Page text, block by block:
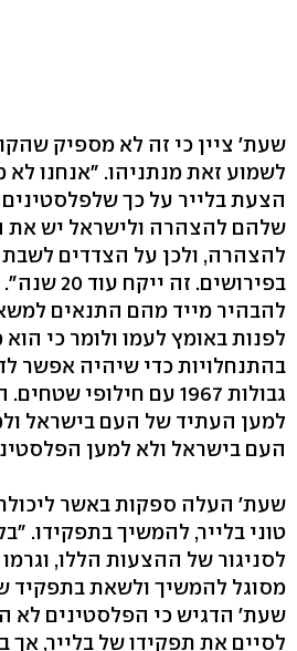
שעת' ציין כי זה לא מספיק
לשמוע זאת מנתניהו. "אנחנו לא
הצעת בלייר על כך
שלהם להצהרה ולישראל יש את
להצהרה, ולכן על הצדדים לשבת
בפירושים.
להבהיר מייד מהם התנאים
לפנות באומץ לעמו ולומר כי
בהתנחלויות כדי שיהיה אפשר
גבולות 1967 עם חילופי
למען העתיד של העם בישראל
העם בישראל ולא למען
שעת' העלה ספקות באשר
טוני בלייר, להמשיך בתפקידו.
לסניגור של ההצעות הללו,
מסוגל להמשיך ולשאת בתפקיד
שעת' הדגיש כי הפלסטינים לא
לסיים את תפקידו של בלייר, אך